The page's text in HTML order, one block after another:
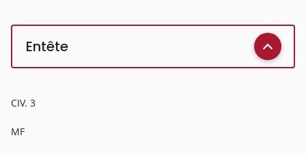
Entête
CIV. 3
MF